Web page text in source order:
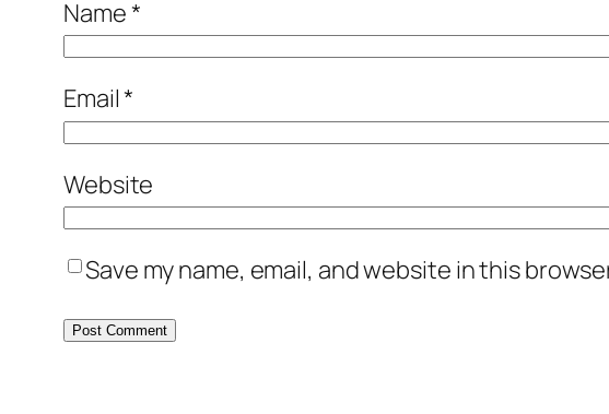
Name*
Email*
Website
Save my name, email, and website in this